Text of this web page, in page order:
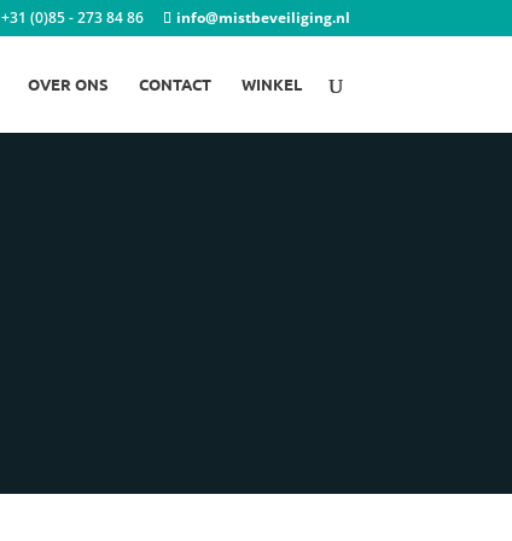
+31 (0)85 - 273 84 86 info@mistbeveiliging.nl
OVER ONS CONTACT WINKEL